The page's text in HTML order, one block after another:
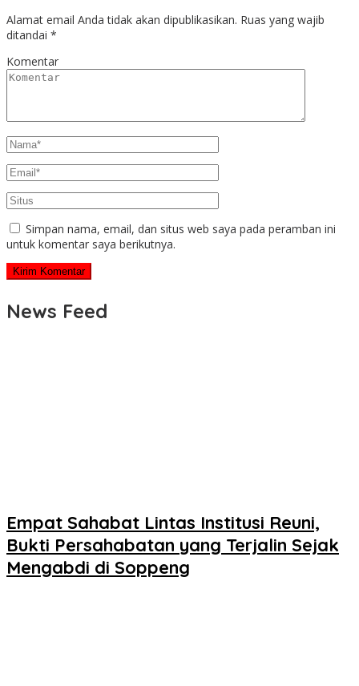
Alamat email Anda tidak akan dipublikasikan. Ruas yang wajib
ditandai *
Komentar
Simpan nama, email, dan situs web saya pada peramban ini
untuk komentar saya berikutnya.
News Feed
Empat Sahabat Lintas Institusi Reuni,
Bukti Persahabatan yang Terjalin Sejak
Mengabdi di Soppeng